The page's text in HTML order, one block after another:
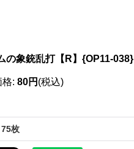
の象銃乱打【R】{OP11-038}
格: 80円 (税込)
枚